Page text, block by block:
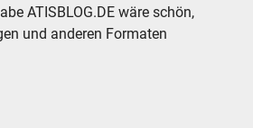
ATISBLOG.DE wäre schön,
und anderen Formaten